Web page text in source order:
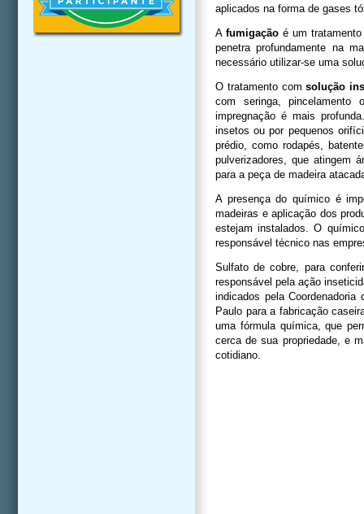
aplicados na forma de gases
A fumigação é um
penetra profundamente na
necessário utilizar-se uma
O tratamento comsolução
com seringa,
impregnação é mais
insetos ou por pequenos
prédio, como rodapés,
pulverizadores, que atingem
para a peça de madeira
A presença do químico é
madeiras e aplicação dos
estejam instalados. O
responsável técnico nas
Sulfato de cobre, para
responsável pela ação
indicados pela
Paulo para a fabricação
uma fórmula química, que
cerca de sua propriedade, e
cotidiano.